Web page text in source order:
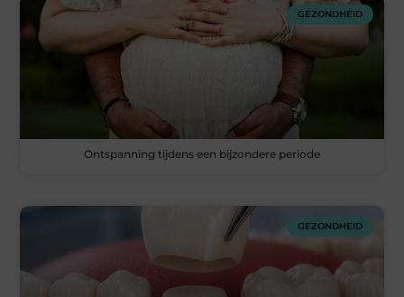
GEZONDHEID
Ontspanning tijdens een bijzondere periode
GEZONDHEID